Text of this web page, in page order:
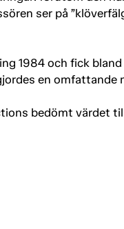
ser på
1984 och fick
en omfattande
bedömt värdet